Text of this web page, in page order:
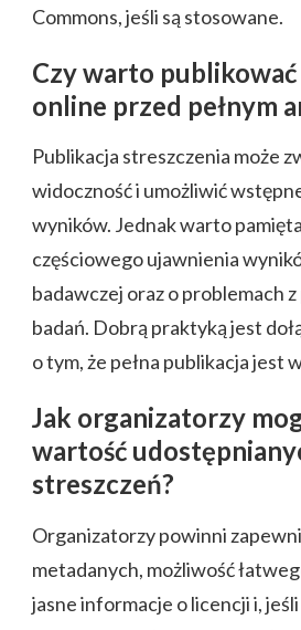
Commons, jeśli są stosowane.
Czy warto
online przed pełnym
Publikacja streszczenia może
widoczność i umożliwić
wyników. Jednak warto
częściowego ujawnienia
badawczej oraz o problemach
badań. Dobrą praktyką jest
o tym, że pełna publikacja jest
Jak organizatorzy
wartość
streszczeń?
Organizatorzy powinni
metadanych, możliwość
jasne informacje o licencji i,